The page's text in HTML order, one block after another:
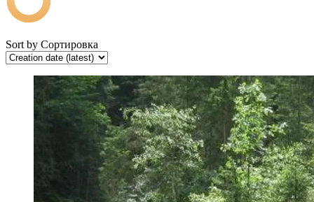
Sort by Сортировка